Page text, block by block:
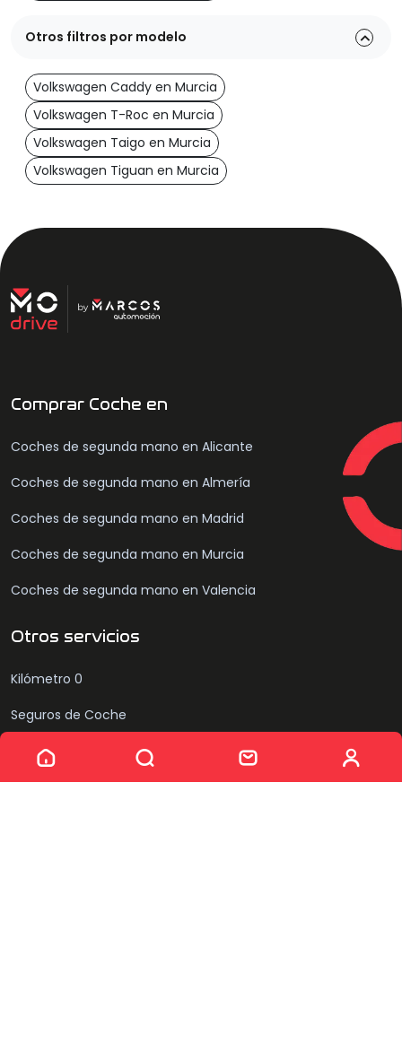
Sin resultados
Otros filtros por modelo
Volkswagen Caddy en Murcia
Volkswagen T-Roc en Murcia
Volkswagen Taigo en Murcia
Volkswagen Tiguan en Murcia
Comprar Coche en
Coches de segunda mano en Alicante
Coches de segunda mano en Almería
Coches de segunda mano en Madrid
Coches de segunda mano en Murcia
Coches de segunda mano en Valencia
Otros servicios
Kilómetro 0
Seguros de Coche
Compramos tu coche